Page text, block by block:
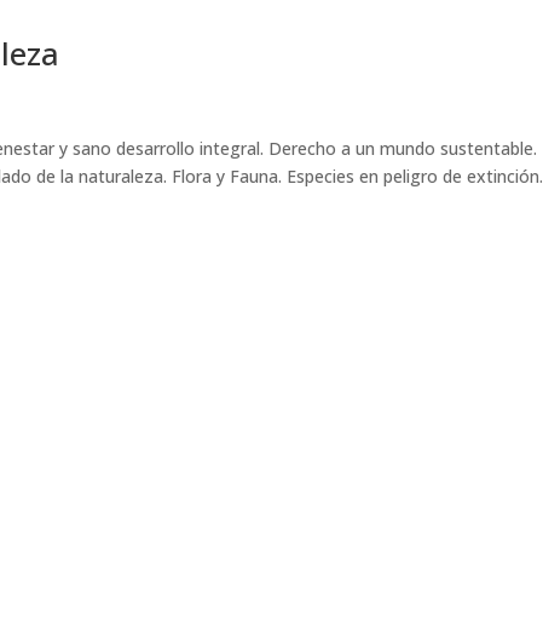
y sano desarrollo integral. Derecho a un mundo sustentable.
de la naturaleza. Flora y Fauna. Especies en peligro de extinción.